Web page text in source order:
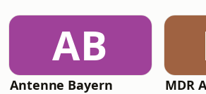
AB
Antenne Bayern MDR